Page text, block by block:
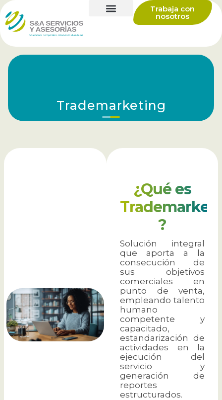
Trabaja con
nosotros
Trademarketing
¿Qué es
?
Solución integral
que aporta a la
consecución de
sus objetivos
comerciales en
punto de venta,
empleando talento
humano
competente y
capacitado,
estandarización de
actividades en la
ejecución del
servicio y
generación de
reportes
estructurados.